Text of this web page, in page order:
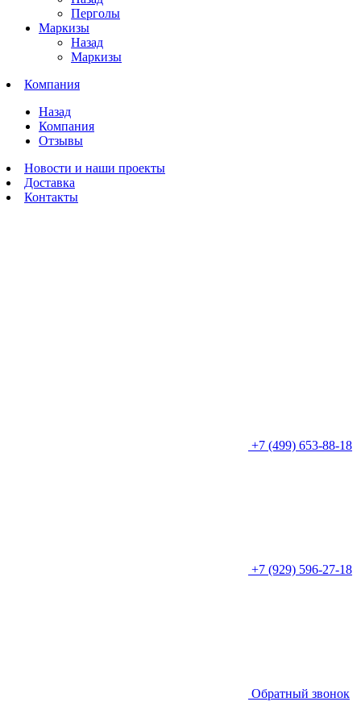
Перголы
Маркизы
Назад
Маркизы
Компания
Назад
Компания
Отзывы
Новости и наши проекты
Доставка
Контакты
+7 (499) 653-88-18
+7 (929) 596-27-18
Обратный звонок